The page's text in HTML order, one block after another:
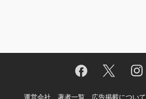
運営会社 著者一覧 広告掲載について